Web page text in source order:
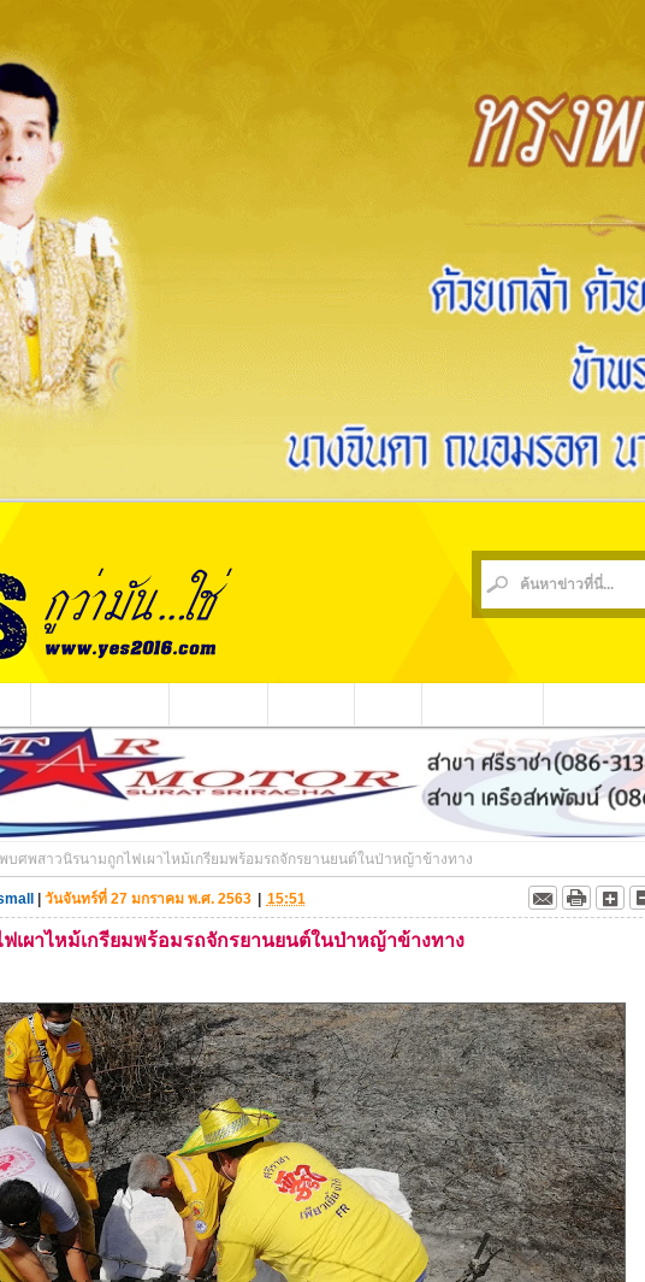
พบศพสาวนิรนามถูกไฟเผาไหม้เกรียมพร้อมรถจักรยานยนต์ในป่าหญ้าข้างทาง
วันจันทร์ที่ 27 มกราคม พ.ศ. 2563 15:51
เผาไหม้เกรียมพร้อมรถจักรยานยนต์ในป่าหญ้าข้างทาง